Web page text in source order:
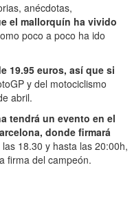
anécdotas,
el mallorquín ha vivido
poco a poco ha ido
19.95 euros, así que si
y del motociclismo
abril.
tendrá un evento en el
donde firmará
18.30 y hasta las 20:00h,
firma del campeón.